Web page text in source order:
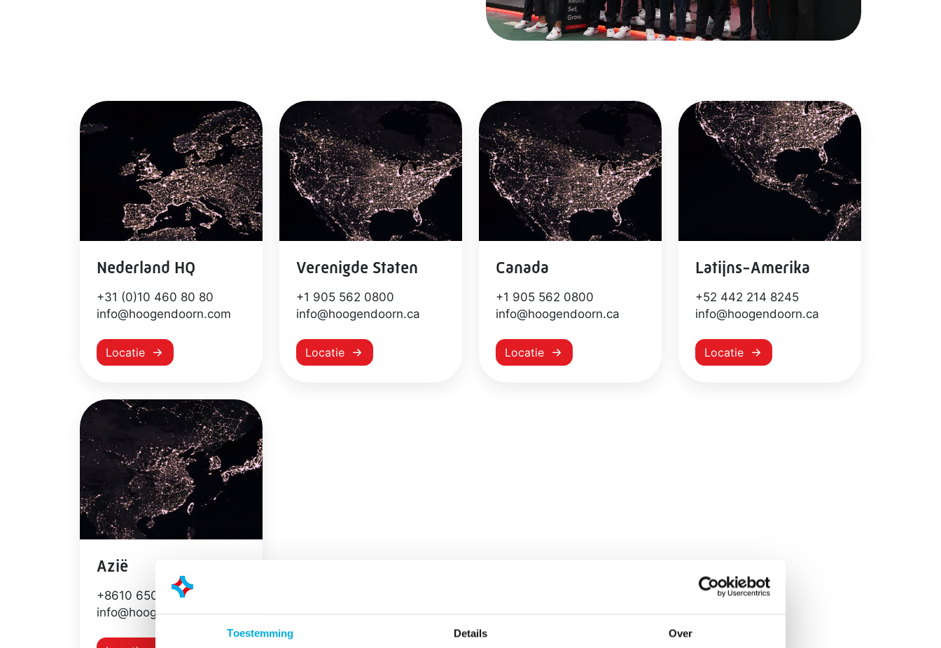
Toestemming Details Over
Nederland HQ
+31 (0)10 460 80 80
info@hoogendoorn.com
Locatie
Verenigde Staten
+1 905 562 0800
info@hoogendoorn.ca
Locatie
Canada
+1 905 562 0800
info@hoogendoorn.ca
Locatie
Latijns-Amerika
+52 442 214 8245
info@hoogendoorn.ca
Locatie
Azië
+8610 65016548
info@hoogendoorn.asia